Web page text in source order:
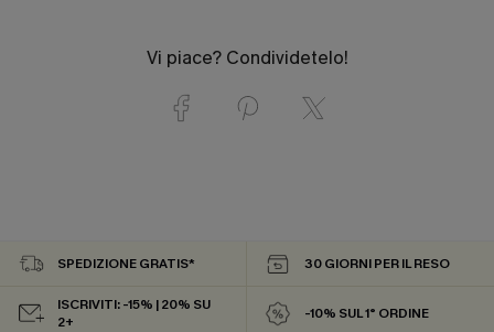
Vi piace? Condividetelo!
SPEDIZIONE GRATIS* 30 GIORNI PER IL RESO
ISCRIVITI: -15% | 20% SU
2+
-10% SUL 1° ORDINE